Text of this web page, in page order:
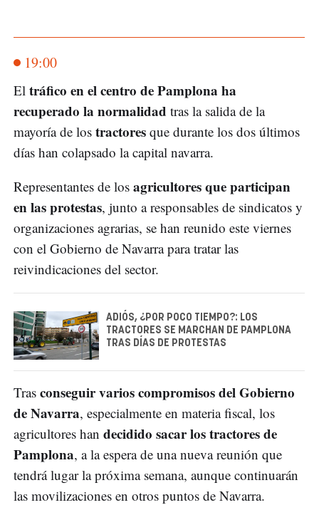
19:00
El tráfico en el centro de Pamplona ha
recuperado la normalidad tras la salida de la
mayoría de los tractores que durante los dos últimos
días han colapsado la capital navarra.
Representantes de los agricultores que participan
en las protestas, junto a responsables de sindicatos y
organizaciones agrarias, se han reunido este viernes
con el Gobierno de Navarra para tratar las
reivindicaciones del sector.
ADIÓS, ¿POR POCO TIEMPO?: LOS
TRACTORES SE MARCHAN DE PAMPLONA
TRAS DÍAS DE PROTESTAS
Tras conseguir varios compromisos del Gobierno
de Navarra, especialmente en materia fiscal, los
agricultores han decidido sacar los tractores de
Pamplona, a la espera de una nueva reunión que
tendrá lugar la próxima semana, aunque continuarán
las movilizaciones en otros puntos de Navarra.